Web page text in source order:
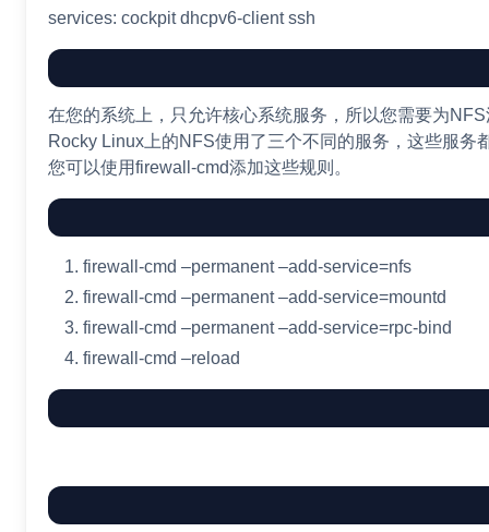
services: cockpit dhcpv6-client ssh
在您的系统上，只允许核心系统服务，所以您需要为
Rocky Linux上的NFS使用了三个不同的服务，这些服务
您可以使用firewall-cmd添加这些规则。
firewall-cmd –permanent–add-service=nfs
firewall-cmd –permanent–add-service=mountd
firewall-cmd –permanent–add-service=rpc-bind
firewall-cmd –reload